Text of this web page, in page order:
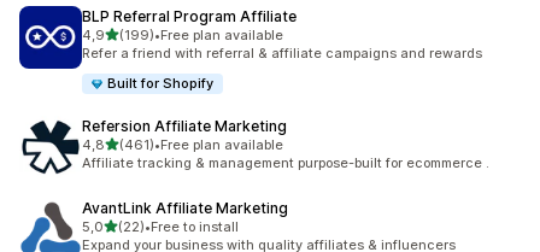
BLP Referral Program Affiliate
4,95 yıldız üzerinden
(199)
toplam 199 değerlendirme
•Free plan available
Refer a friend with referral & affiliate campaigns and rewards
Built for Shopify
Refersion Affiliate Marketing
4,85 yıldız üzerinden
(461)
toplam 461 değerlendirme
•Free plan available
Affiliate tracking & management purpose-built for ecommerce .
AvantLink Affiliate Marketing
5,05 yıldız üzerinden
(22)
toplam 22 değerlendirme
•Free to install
Expand your business with quality affiliates & influencers